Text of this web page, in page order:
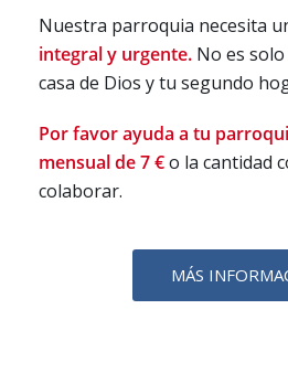
Nuestra parroquia necesita
integral y urgente. No es
casa de Dios y tu segundo
Por favor ayuda a tu
mensual de 7 €o la cantidad
colaborar.
MÁS